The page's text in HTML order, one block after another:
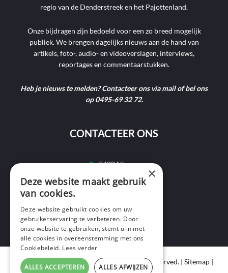
regio van de Denderstreek en het Pajottenland.
Onze bijdragen zijn bedoeld voor een zo breed mogelijk
publiek. We brengen dagelijks nieuws aan de hand van
artikels, foto-, audio- en videoverslagen, interviews,
reportages en commentaarstukken.
Heb je nieuws te melden? Contacteer ons via mail of bel ons
op 0495-69 32 72.
CONTACTEER ONS
9400 Ninove
info@ninofmedia.tv
+32 495 69 32 72
Copyright © 2020 Ninof Media. All Rights Reserved. | Sitemap|
×
Deze website maakt gebruik
van cookies.
Deze website gebruikt cookies om uw
gebruikerservaring te verbeteren. Door
onze website te gebruiken, stemt u in met
alle cookies in overeenstemming met ons
Cookiebeleid. Lees verder
ALLES ACCEPTEREN ALLES AFWIJZEN